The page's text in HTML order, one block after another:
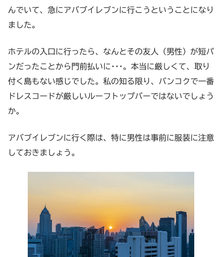
んでいて、急にアバブイレブンに行こうということになり
ました。
ホテルの入口に行ったら、なんとその友人（男性）が短パ
ンだったことから門前払いに･･･。本当に厳しくて、取り
付く島もない感じでした。私の知る限り、バンコクで一番
ドレスコードが厳しいルーフトップバーではないでしょう
か。
アバブイレブンに行く際は、特に男性は事前に服装に注意
しておきましょう。